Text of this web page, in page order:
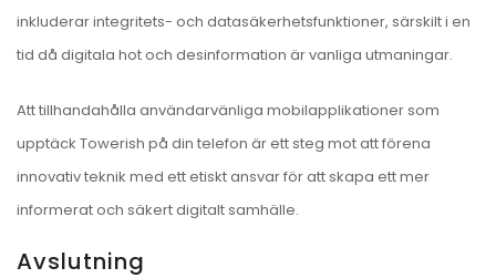
inkluderar integritets- och datasäkerhetsfunktioner, särskilt i en
tid då digitala hot och desinformation är vanliga utmaningar.
Att tillhandahålla användarvänliga mobilapplikationer som
upptäck Towerish på din telefon är ett steg mot att förena
innovativ teknik med ett etiskt ansvar för att skapa ett mer
informerat och säkert digitalt samhälle.
Avslutning